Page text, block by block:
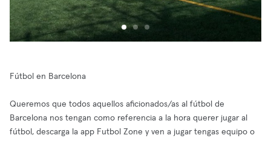
Fútbol en Barcelona
Queremos que todos aquellos aficionados/as al fútbol de
Barcelona nos tengan como referencia a la hora querer jugar al
fútbol, descarga la app Futbol Zone y ven a jugar tengas equipo o